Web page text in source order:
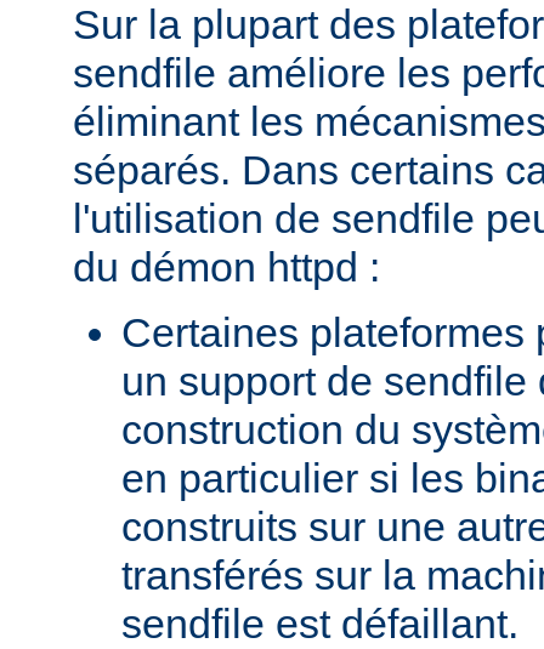
Sur la plupart des
sendfile améliore les
éliminant les
séparés. Dans certains
l'utilisation de sendfile
du démon httpd :
Certaines plateformes
un support de
construction du
en particulier si les
construits sur une
transférés sur la
sendfile est défaillant.